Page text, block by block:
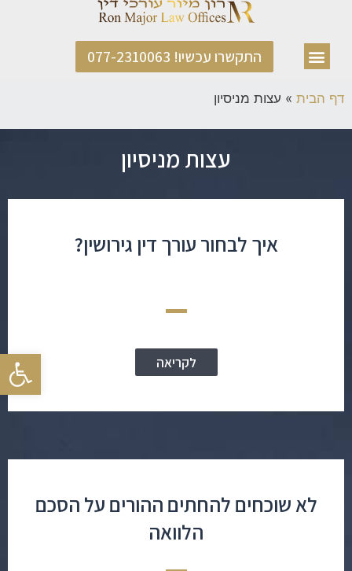
פתח
התקשרו עכשיו! 077-2310063
דף הבית » עצות מניסיון
עצות מניסיון
איך לבחור עורך דין גירושין?
לקריאה
לא שוכחים להחתים ההורים על הסכם
הלוואה